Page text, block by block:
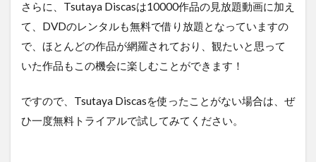
さらに、Tsutaya Discasは10000作品の見放題動画に加え
て、DVDのレンタルも無料で借り放題となっていますの
で、ほとんどの作品が網羅されており、観たいと思って
いた作品もこの機会に楽しむことができます！
ですので、Tsutaya Discasを使ったことがない場合は、ぜ
ひ一度無料トライアルで試してみてください。